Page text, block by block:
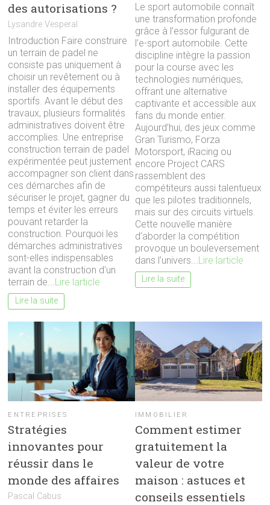
des autorisations ?
Lysandre Vesperal
Introduction Faire construire
un terrain de padel ne
consiste pas uniquement à
choisir un revêtement ou à
installer des équipements
sportifs. Avant le début des
travaux, plusieurs formalités
administratives doivent être
accomplies. Une entreprise
construction terrain de padel
expérimentée peut justement
accompagner son client dans
ces démarches afin de
sécuriser le projet, gagner du
temps et éviter les erreurs
pouvant retarder la
construction. Pourquoi les
démarches administratives
sont-elles indispensables
avant la construction d'un
terrain de... Lire larticle
Lire la suite
Le sport automobile connaît
une transformation profonde
grâce à l’essor fulgurant de
l’e-sport automobile. Cette
discipline intègre la passion
pour la course avec les
technologies numériques,
offrant une alternative
captivante et accessible aux
fans du monde entier.
Aujourd’hui, des jeux comme
Gran Turismo, Forza
Motorsport, iRacing ou
encore Project CARS
rassemblent des
compétiteurs aussi talentueux
que les pilotes traditionnels,
mais sur des circuits virtuels.
Cette nouvelle manière
d’aborder la compétition
provoque un bouleversement
dans l’univers... Lire larticle
Lire la suite
ENTREPRISES
Stratégies
innovantes pour
réussir dans le
monde des affaires
Pascal Cabus
IMMOBILIER
Comment estimer
gratuitement la
valeur de votre
maison : astuces et
conseils essentiels